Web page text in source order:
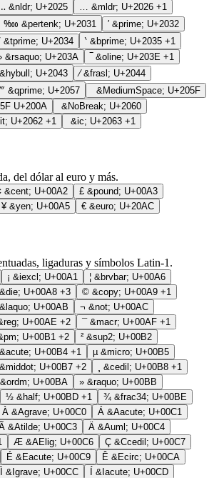
‥ &nldr; U+2025 &mldr; U+2026 +1
‱ &pertenk; U+2031 ′ &prime; U+2032
&tprime; U+2034 ‵ &bprime; U+2035 +1
› &rsaquo; U+203A ‾ &oline; U+203E +1
&hybull; U+2043 ⁄ &frasl; U+2044
&qprime; U+2057 &MediumSpace; U+205F
U+200A &NoBreak; U+2060
U+2062 +1 &ic; U+2063 +1
del dólar al euro y más.
&cent; U+00A2 £ &pound; U+00A3
¥ &yen; U+00A5 € &euro; U+20AC
ligaduras y símbolos Latin-1.
¡ &iexcl; U+00A1 ¦ &brvbar; U+00A6
&die; U+00A8 +3 © &copy; U+00A9 +1
&laquo; U+00AB ¬ &not; U+00AC
U+00AE +2 ¯ &macr; U+00AF +1
U+00B1 +2 ² &sup2; U+00B2
&acute; U+00B4 +1 µ &micro; U+00B5
&middot; U+00B7 +2 &cedil; U+00B8 +1
&ordm; U+00BA » &raquo; U+00BB
½ &half; U+00BD +1 ¾ &frac34; U+00BE
À &Agrave; U+00C0 Á &Aacute; U+00C1
&Atilde; U+00C3 Ä &Auml; U+00C4
Æ &AElig; U+00C6 Ç &Ccedil; U+00C7
É &Eacute; U+00C9 Ê &Ecirc; U+00CA
Ì &Igrave; U+00CC Í &Iacute; U+00CD